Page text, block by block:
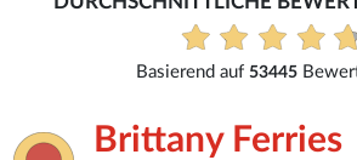
Basierend auf53445Bewertungen
Brittany Ferries